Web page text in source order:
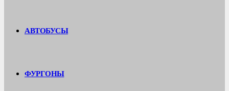
АВТОБУСЫ
ФУРГОНЫ